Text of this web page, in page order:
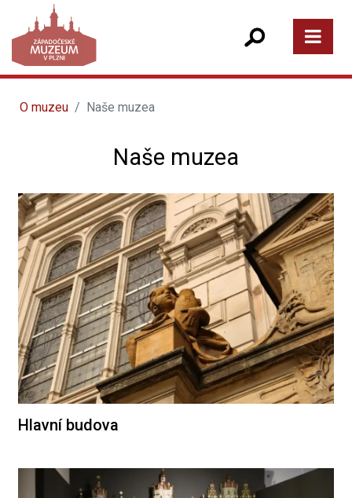
O muzeu Naše muzea
Naše muzea
Hlavní budova